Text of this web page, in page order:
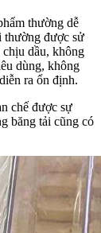
thường dễ
thường được sử
chịu dầu, không
dùng, không
ra ổn định.
chế được sự
băng tải cũng có